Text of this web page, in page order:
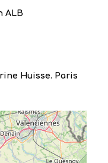
ALB
Huisse. Paris